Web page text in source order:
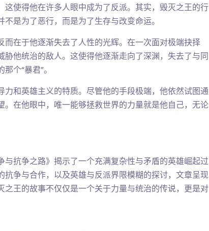
使得他在许多人眼中成为了反派。其实，毁灭之王的行
是为了恶行，而是为了生存与改变命运。
在于他逐渐失去了人性的光辉。在一次面对极端抉择
他统治的敌人。这使得他逐渐走向了深渊，失去了与同
个“暴君”。
和英雄主义的特质。尽管他的手段极端，他依然试图通
在他眼中，唯一能够拯救世界的力量就是他自己，无论
与抗争之路》揭示了一个充满复杂性与矛盾的英雄崛起过
争与合作，以及英雄与反派界限模糊的探讨，文章呈现
王的故事不仅仅是一个关于力量与统治的传说，更是对